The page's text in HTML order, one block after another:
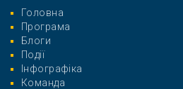
Головна
Програма
Блоги
Події
Інфографіка
Команда